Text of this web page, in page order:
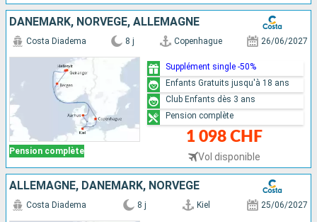
DANEMARK, NORVÈGE, ALLEMAGNE
Pension complète
Costa Diadema 8 j Copenhague 26/06/2027
1 098 CHF
Vol disponible
Supplément single -50%
Enfants Gratuits jusqu'à 18 ans
Club Enfants dès 3 ans
Pension complète
ALLEMAGNE, DANEMARK, NORVÈGE
Costa Diadema 8 j Kiel 25/06/2027